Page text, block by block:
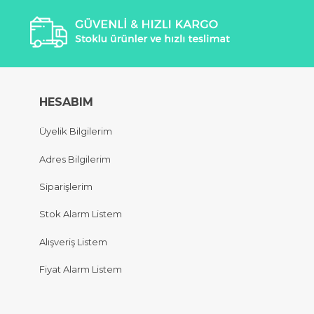
HESABIM
Üyelik Bilgilerim
Adres Bilgilerim
Siparişlerim
Stok Alarm Listem
Alışveriş Listem
Fiyat Alarm Listem